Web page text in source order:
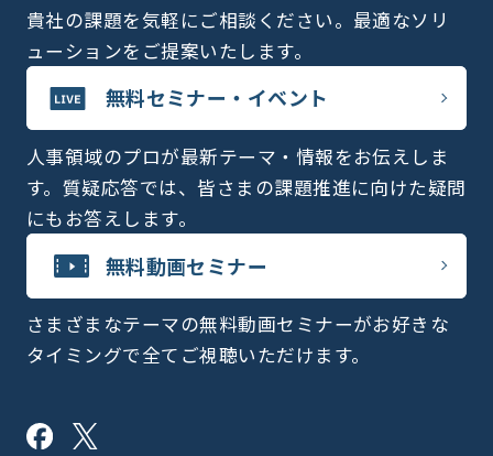
貴社の課題を気軽にご相談ください。最適なソリ
ューションをご提案いたします。
無料セミナー・イベント
人事領域のプロが最新テーマ・情報をお伝えしま
す。質疑応答では、皆さまの課題推進に向けた疑問
にもお答えします。
無料動画セミナー
さまざまなテーマの無料動画セミナーがお好きな
タイミングで全てご視聴いただけます。